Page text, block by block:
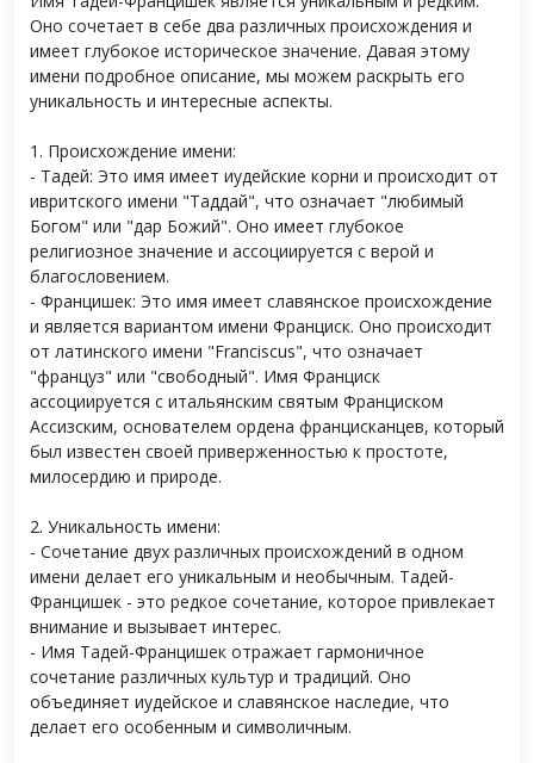
Оно сочетает в себе два различных происхождения и
имеет глубокое историческое значение. Давая этому
имени подробное описание, мы можем раскрыть его
уникальность и интересные аспекты.
1. Происхождение имени:
- Тадей: Это имя имеет иудейские корни и происходит от
ивритского имени "Таддай", что означает "любимый
Богом" или "дар Божий". Оно имеет глубокое
религиозное значение и ассоциируется с верой и
благословением.
- Францишек: Это имя имеет славянское происхождение
и является вариантом имени Франциск. Оно происходит
от латинского имени "Franciscus", что означает
"француз" или "свободный". Имя Франциск
ассоциируется с итальянским святым Франциском
Ассизским, основателем ордена францисканцев, который
был известен своей приверженностью к простоте,
милосердию и природе.
2. Уникальность имени:
- Сочетание двух различных происхождений в одном
имени делает его уникальным и необычным. Тадей-
Францишек - это редкое сочетание, которое привлекает
внимание и вызывает интерес.
- Имя Тадей-Францишек отражает гармоничное
сочетание различных культур и традиций. Оно
объединяет иудейское и славянское наследие, что
делает его особенным и символичным.